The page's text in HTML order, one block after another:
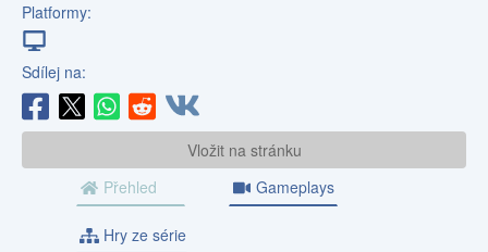
Platformy:
Sdílej na:
Vložit na stránku
Přehled
Gameplays
Hry ze série